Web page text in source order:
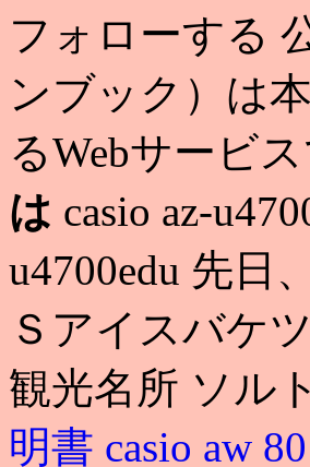
フォローする
ンブック）は
るWebサービ
は casio az-
u4700edu 先日
Ｓアイスバケ
観光名所 ソル
明書 casio aw